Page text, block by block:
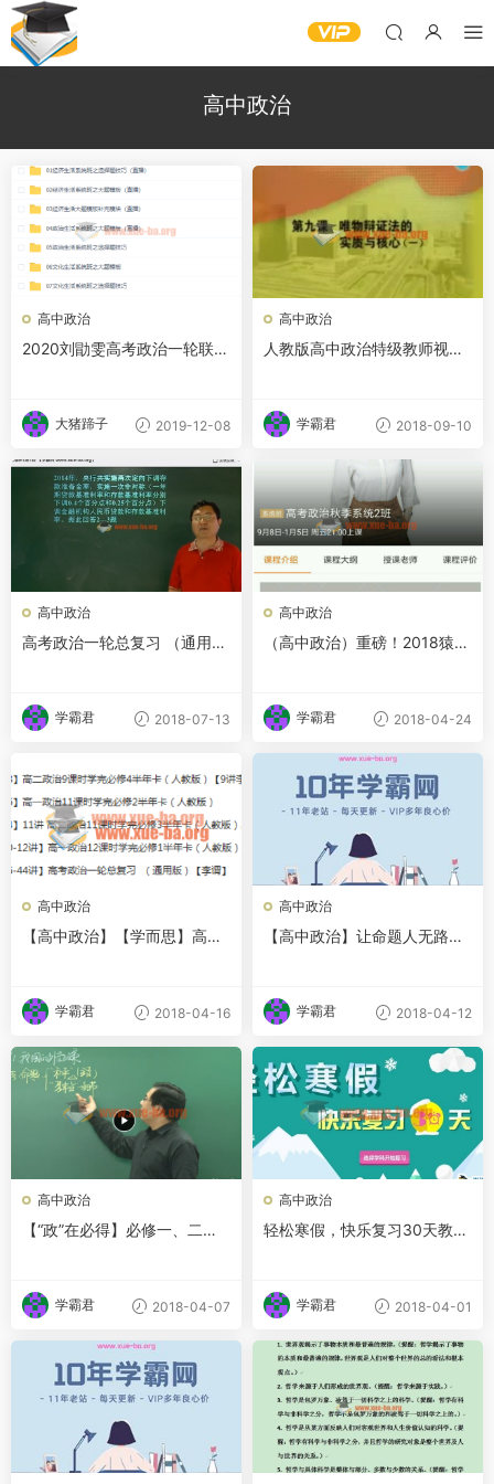
高中政治
高中政治
2020刘勖雯高考政治一轮联报
大猪蹄子 2019-12-08
高中政治
人教版高中政治特级教师视频
学霸君 2018-09-10
高中政治
高考政治一轮总复习 （通用
学霸君 2018-07-13
高中政治
（高中政治）重磅！2018猿辅
学霸君 2018-04-24
高中政治
【高中政治】【学而思】高中-
学霸君 2018-04-16
高中政治
【高中政治】让命题人无路可
学霸君 2018-04-12
高中政治
【“政”在必得】必修一、二经
学霸君 2018-04-07
高中政治
轻松寒假，快乐复习30天教师
学霸君 2018-04-01